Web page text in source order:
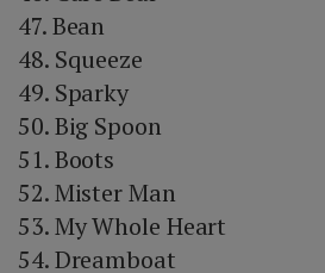
47. Bean
48. Squeeze
49. Sparky
50. Big Spoon
51. Boots
52. Mister Man
53. My Whole Heart
54. Dreamboat